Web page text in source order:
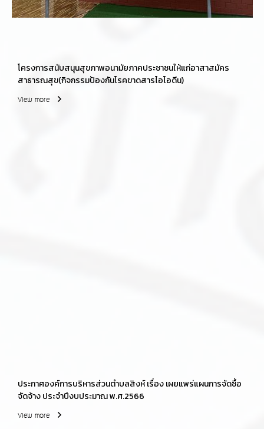
โครงการสนับสนุนสุขภาพอนามัยภาคประชาชนให้แก่อาสาสมัคร
สาธารณสุข(กิจกรรมป้องกันโรคขาดสารไอโอดีน)
View more
ประกาศองค์การบริหารส่วนตำบลสิงห์ เรื่อง เผยแพร่แผนการจัดซื้อ
จัดจ้าง ประจำปีงบประมาณ พ.ศ.2566
View more